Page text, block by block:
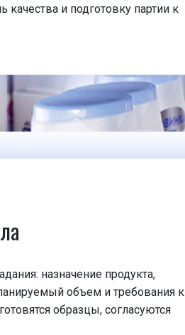
качества и подготовку партии к
назначение продукта,
объем и требования к
образцы, согласуются